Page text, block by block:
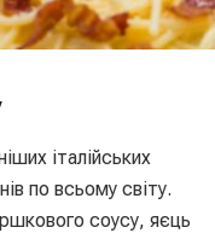
італійських
по всьому світу.
соусу, яєць